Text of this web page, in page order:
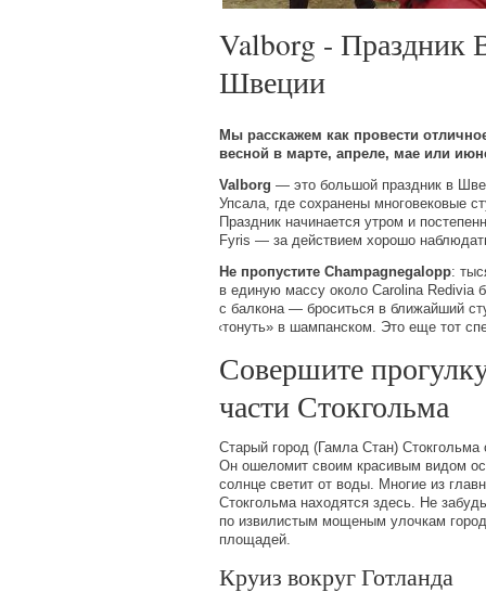
Valborg - Праздник
Швеции
Мы расскажем как провести
весной в марте, апреле, мае или
Valborg — это большой праздник в
Упсала, где сохранены многовековые
Праздник начинается утром и
Fyris — за действием хорошо
Не пропустите Champagnegalopp:
в единую массу около Carolina Redivia
с балкона — броситься в ближайший
«тонуть» в шампанском. Это еще тот
Совершите
части Стокгольма
Старый город (Гамла Стан) Стокгольма
Он ошеломит своим красивым видом
солнце светит от воды. Многие из
Стокгольма находятся здесь. Не
по извилистым мощеным улочкам
площадей.
Круиз вокруг Готланда